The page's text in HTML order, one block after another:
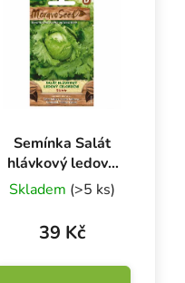
Semínka Salát
hlávkový ledový
celoroční STAMIR,
500 s
Skladem (>5 ks)
39 Kč